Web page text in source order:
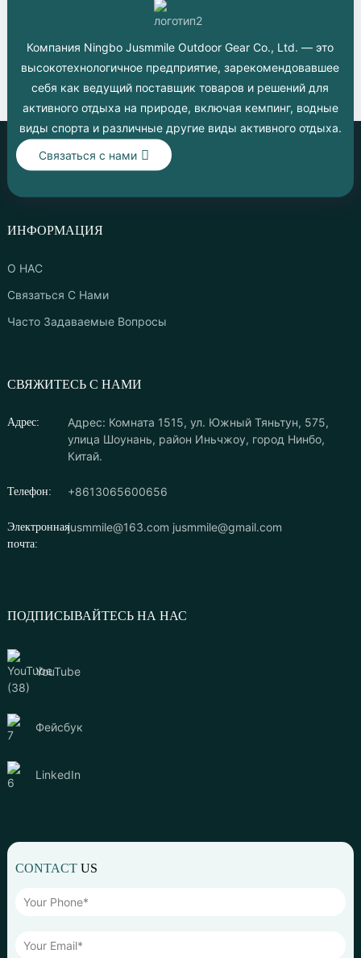
Компания Ningbo Jusmmile Outdoor Gear Co., Ltd. — это
высокотехнологичное предприятие, зарекомендовавшее
себя как ведущий поставщик товаров и решений для
активного отдыха на природе, включая кемпинг, водные
виды спорта и различные другие виды активного отдыха.
Связаться с нами
ИНФОРМАЦИЯ
О НАС
Связаться С Нами
Часто Задаваемые Вопросы
СВЯЖИТЕСЬ С НАМИ
Адрес:
Адрес: Комната 1515, ул. Южный Тяньтун, 575,
улица Шоунань, район Иньчжоу, город Нинбо,
Китай.
Телефон: +8613065600656
Электронная
почта:
jusmmile@163.com jusmmile@gmail.com
ПОДПИСЫВАЙТЕСЬ НА НАС
YouTube
Фейсбук
LinkedIn
CONTACTUS